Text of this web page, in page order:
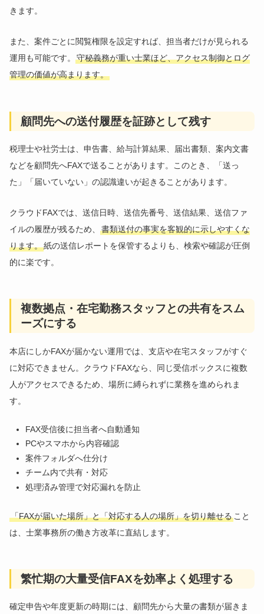
きます。
また、案件ごとに閲覧権限を設定すれば、担当者だけが見られる
運用も可能です。守秘義務が重い士業ほど、アクセス制御とログ
管理の価値が高まります。
顧問先への送付履歴を証跡として残す
税理士や社労士は、申告書、給与計算結果、届出書類、案内文書
などを顧問先へFAXで送ることがあります。このとき、「送っ
た」「届いていない」の認識違いが起きることがあります。
クラウドFAXでは、送信日時、送信先番号、送信結果、送信ファ
イルの履歴が残るため、書類送付の事実を客観的に示しやすくな
ります。紙の送信レポートを保管するよりも、検索や確認が圧倒
的に楽です。
複数拠点・在宅勤務スタッフとの共有をスム
ーズにする
本店にしかFAXが届かない運用では、支店や在宅スタッフがすぐ
に対応できません。クラウドFAXなら、同じ受信ボックスに複数
人がアクセスできるため、場所に縛られずに業務を進められま
す。
FAX受信後に担当者へ自動通知
PCやスマホから内容確認
案件フォルダへ仕分け
チーム内で共有・対応
処理済み管理で対応漏れを防止
「FAXが届いた場所」と「対応する人の場所」を切り離せる こと
は、士業事務所の働き方改革に直結します。
繁忙期の大量受信FAXを効率よく処理する
確定申告や年度更新の時期には、顧問先から大量の書類が届きま